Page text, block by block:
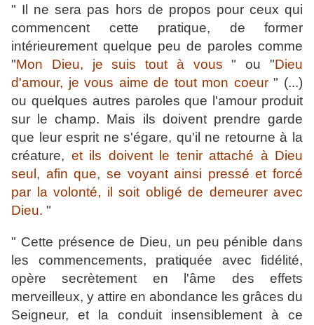
" Il ne sera pas hors de propos pour ceux qui
commencent cette pratique, de former
intérieurement quelque peu de paroles comme
"Mon Dieu, je suis tout à vous " ou "Dieu
d'amour, je vous aime de tout mon coeur" (...)
ou quelques autres paroles que l'amour produit
sur le champ. Mais ils doivent prendre garde
que leur esprit ne s'égare, qu'il ne retourne à la
créature, et ils doivent le tenir attaché à Dieu
seul, afin que, se voyant ainsi pressé et forcé
par la volonté, il soit obligé de demeurer avec
Dieu. "
" Cette présence de Dieu, un peu pénible dans
les commencements, pratiquée avec fidélité,
opère secrètement en l'âme des effets
merveilleux, y attire en abondance les grâces du
Seigneur, et la conduit insensiblement à ce